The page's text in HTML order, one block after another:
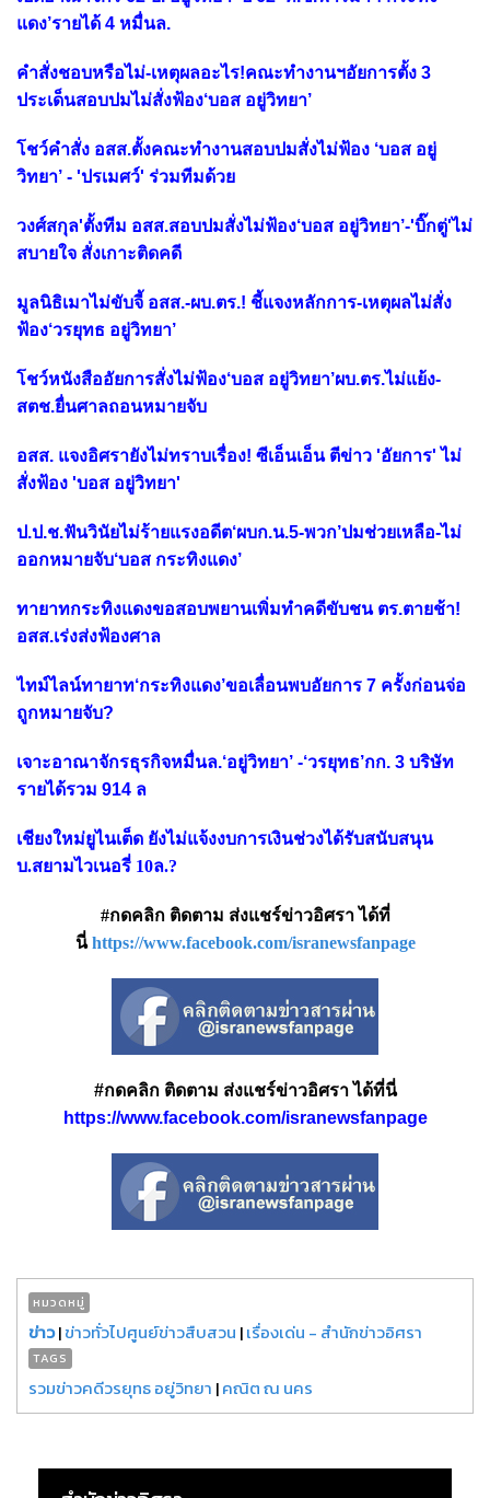
แดง’รายได้ 4 หมื่นล.
คำสั่งชอบหรือไม่-เหตุผลอะไร!คณะทำงานฯอัยการตั้ง 3
ประเด็นสอบปมไม่สั่งฟ้อง‘บอส อยู่วิทยา’
โชว์คำสั่ง อสส.ตั้งคณะทำงานสอบปมสั่งไม่ฟ้อง ‘บอส อยู่
วิทยา’ - 'ปรเมศว์' ร่วมทีมด้วย
วงศ์สกุล'ตั้งทีม อสส.สอบปมสั่งไม่ฟ้อง‘บอส อยู่วิทยา’-'บิ๊กตู่'ไม่
สบายใจ สั่งเกาะติดคดี
มูลนิธิเมาไม่ขับจี้ อสส.-ผบ.ตร.! ชี้แจงหลักการ-เหตุผลไม่สั่ง
ฟ้อง‘วรยุทธ อยู่วิทยา’
โชว์หนังสืออัยการสั่งไม่ฟ้อง‘บอส อยู่วิทยา’ผบ.ตร.ไม่แย้ง-
สตช.ยื่นศาลถอนหมายจับ
อสส. แจงอิศรายังไม่ทราบเรื่อง! ซีเอ็นเอ็น ตีข่าว 'อัยการ' ไม่
สั่งฟ้อง 'บอส อยู่วิทยา'
ป.ป.ช.ฟันวินัยไม่ร้ายแรงอดีต‘ผบก.น.5-พวก’ปมช่วยเหลือ-ไม่
ออกหมายจับ‘บอส กระทิงแดง’
ทายาทกระทิงแดงขอสอบพยานเพิ่มทำคดีขับชน ตร.ตายช้า!
อสส.เร่งส่งฟ้องศาล
ไทม์ไลน์ทายาท‘กระทิงแดง’ขอเลื่อนพบอัยการ 7 ครั้งก่อนจ่อ
ถูกหมายจับ?
เจาะอาณาจักรธุรกิจหมื่นล.‘อยู่วิทยา’ -‘วรยุทธ’กก. 3 บริษัท
รายได้รวม 914 ล
เชียงใหม่ยูไนเต็ด ยังไม่แจ้งงบการเงินช่วงได้รับสนับสนุน
บ.สยามไวเนอรี่ 10ล.?
#กดคลิก ติดตาม ส่งแชร์ข่าวอิศรา ได้ที่
นี่ https://www.facebook.com/isranewsfanpage
#กดคลิก ติดตาม ส่งแชร์ข่าวอิศรา ได้ที่นี่
https://www.facebook.com/isranewsfanpage
หมวดหมู่
ข่าว|ข่าวทั่วไปศูนย์ข่าวสืบสวน |เรื่องเด่น - สำนักข่าวอิศรา
TAGS
รวมข่าวคดีวรยุทธ อยู่วิทยา |คณิต ณ นคร